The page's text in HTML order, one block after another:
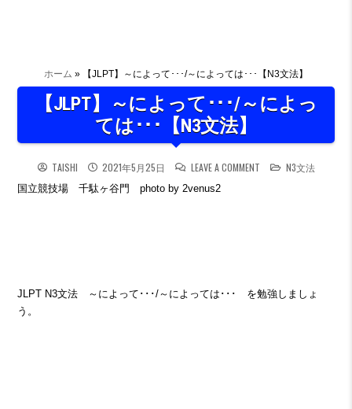
ホーム » 【JLPT】～によって･･･/～によっては･･･【N3文法】
【JLPT】～によって･･･/～によっ
ては･･･【N3文法】
TAISHI 2021年5月25日 LEAVE A COMMENTON 【JLPT】～によ
POSTED IN
N3文法
国立競技場 千駄ヶ谷門 photo by 2venus2
JLPT N3文法 ～によって･･･/～によっては･･･ を勉強しましょ
う。